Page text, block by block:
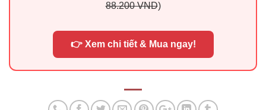
88.200 VND)
👉 Xem chi tiết & Mua ngay!